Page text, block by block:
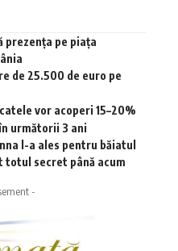
prezența pe piața
de 25.500 de euro pe
vor acoperi 15–20%
următorii 3 ani
l-a ales pentru băiatul
secret până acum
-